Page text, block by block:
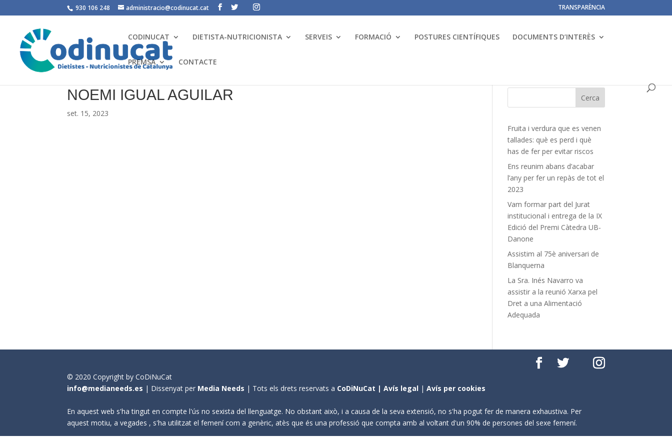
930 106 248 administracio@codinucat.cat TRANSPARÈNCIA
CODINUCAT DIETISTA-NUTRICIONISTA SERVEIS FORMACIÓ POSTURES CIENTÍFIQUES DOCUMENTS D’INTERÈS
PREMSA CONTACTE
NOEMI IGUAL AGUILAR
set. 15, 2023
Fruita i verdura que es venen
tallades: què es perd i què
has de fer per evitar riscos
Ens reunim abans d’acabar
l’any per fer un repàs de tot el
2023
Vam formar part del Jurat
institucional i entrega de la IX
Edició del Premi Càtedra UB-
Danone
Assistim al 75è aniversari de
Blanquerna
La Sra. Inés Navarro va
assistir a la reunió Xarxa pel
Dret a una Alimentació
Adequada
© 2020 Copyright by CoDiNuCat
info@medianeeds.es | Dissenyat per Media Needs | Tots els drets reservats a CoDiNuCat |Avís legal |Avís per cookies
En aquest web s'ha tingut en compte l'ús no sexista del llenguatge. No obstant això, i a causa de la seva extensió, no s'ha pogut fer de manera exhaustiva. Per
aquest motiu, a vegades , s'ha utilitzat el femení com a genèric, atès que és una professió que compta amb al voltant d'un 90% de persones del sexe femení.